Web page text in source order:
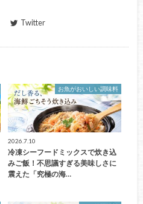
Twitter
お魚がおいしい調味料
2026.7.10
冷凍シーフードミックスで炊き込
みご飯！不思議すぎる美味しさに
震えた「究極の海…